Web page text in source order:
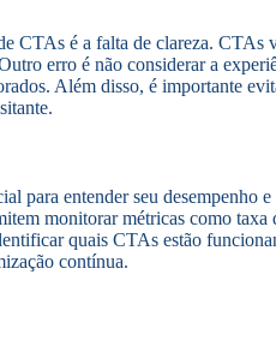
CTAs é a falta de clareza. CTAs
erro é não considerar a
Além disso, é importante
para entender seu desempenho
monitorar métricas como
quais CTAs estão
contínua.